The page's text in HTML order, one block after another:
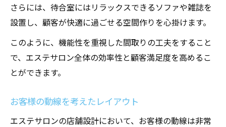
さらには、待合室にはリラックスできるソファや雑誌を
設置し、顧客が快適に過ごせる空間作りを心掛けます。
このように、機能性を重視した間取りの工夫をすること
で、エステサロン全体の効率性と顧客満足度を高めるこ
とができます。
お客様の動線を考えたレイアウト
エステサロンの店舗設計において、お客様の動線は非常